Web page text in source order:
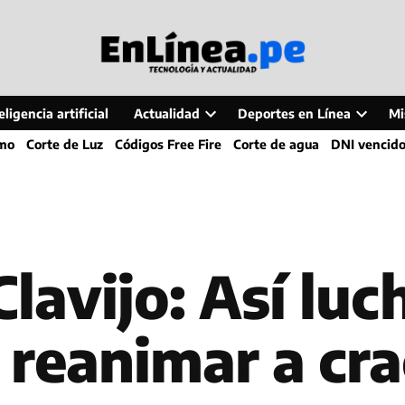
artificial Actualidad
Open
dropdown
Deportes en Línea
Open
dropdown
Corte de Luz Códigos Free Fire Corte de agua DNI vencido
Así
a